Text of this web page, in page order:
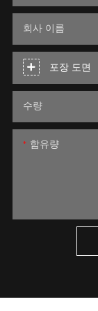
회사 이름
포장 도면
수량
함유량